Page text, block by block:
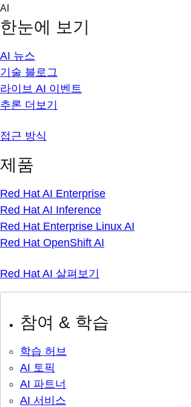
Skip
content
AI
한눈에 보기
AI 뉴스
기술 블로그
라이브 AI 이벤트
추론 더보기
접근 방식
제품
Red Hat AI Enterprise
Red Hat AI Inference
Red Hat Enterprise Linux AI
Red Hat OpenShift AI
Red Hat AI 살펴보기
참여 & 학습
학습 허브
AI 토픽
AI 파트너
AI 서비스